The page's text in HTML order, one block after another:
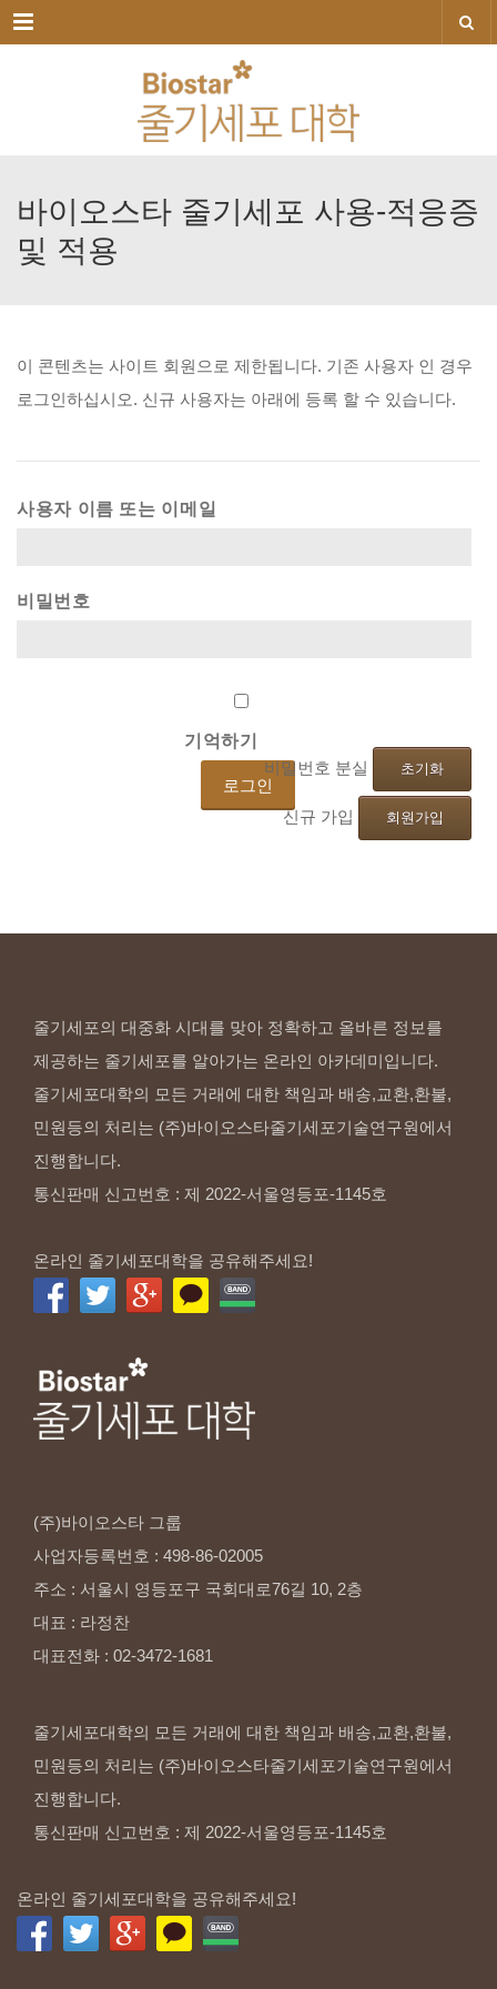
메뉴
바이오스타 줄기세포 사용-적응증
및 적용
이 콘텐츠는 사이트 회원으로 제한됩니다. 기존 사용자 인 경우
로그인하십시오. 신규 사용자는 아래에 등록 할 수 있습니다.
사용자 이름 또는 이메일
비밀번호
기억하기
비밀번호 분실 초기화
신규 가입 회원가입
줄기세포의 대중화 시대를 맞아 정확하고 올바른 정보를
제공하는 줄기세포를 알아가는 온라인 아카데미입니다.
줄기세포대학의 모든 거래에 대한 책임과 배송,교환,환불,
민원등의 처리는 (주)바이오스타줄기세포기술연구원에서
진행합니다.
통신판매 신고번호 : 제 2022-서울영등포-1145호
온라인 줄기세포대학을 공유해주세요!
(주)바이오스타 그룹
사업자등록번호 : 498-86-02005
주소 : 서울시 영등포구 국회대로76길 10, 2층
대표 : 라정찬
대표전화 : 02-3472-1681
줄기세포대학의 모든 거래에 대한 책임과 배송,교환,환불,
민원등의 처리는 (주)바이오스타줄기세포기술연구원에서
진행합니다.
통신판매 신고번호 : 제 2022-서울영등포-1145호
온라인 줄기세포대학을 공유해주세요!